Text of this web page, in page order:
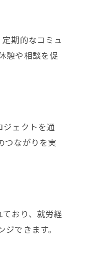
期的なコミュ
憩や相談を促
ェクトを通
つながりを実
おり、就労経
できます。